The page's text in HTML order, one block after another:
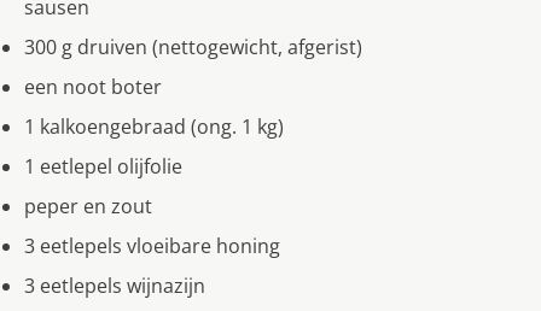
sausen
300 g druiven (nettogewicht, afgerist)
een noot boter
1 kalkoengebraad (ong. 1 kg)
1 eetlepel olijfolie
peper en zout
3 eetlepels vloeibare honing
3 eetlepels wijnazijn